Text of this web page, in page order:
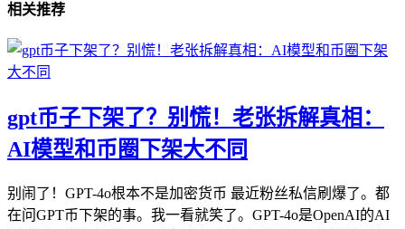
相关推荐
gpt币子下架了？别慌！老张拆解真相：
AI模型和币圈下架大不同
别闹了！GPT-4o根本不是加密货币 最近粉丝私信刷爆了。都
在问GPT币下架的事。我一看就笑了。GPT-4o是OpenAI的AI